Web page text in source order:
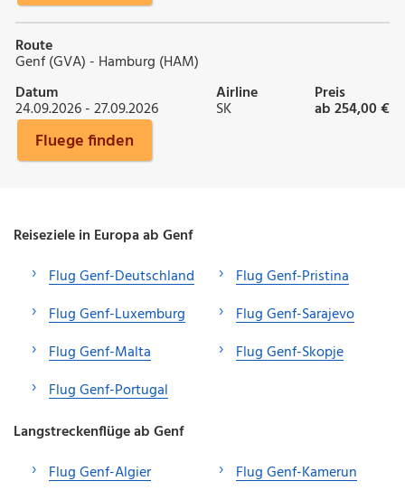
Route
Genf (GVA) - Hamburg (HAM)
Datum
24.09.2026 - 27.09.2026
Airline
SK
Preis
ab 254,00 €
Fluege finden
Reiseziele in Europa ab Genf
Flug Genf-Deutschland
Flug Genf-Luxemburg
Flug Genf-Malta
Flug Genf-Portugal
Flug Genf-Pristina
Flug Genf-Sarajevo
Flug Genf-Skopje
Langstreckenflüge ab Genf
Flug Genf-Algier
Flug Genf-Kamerun